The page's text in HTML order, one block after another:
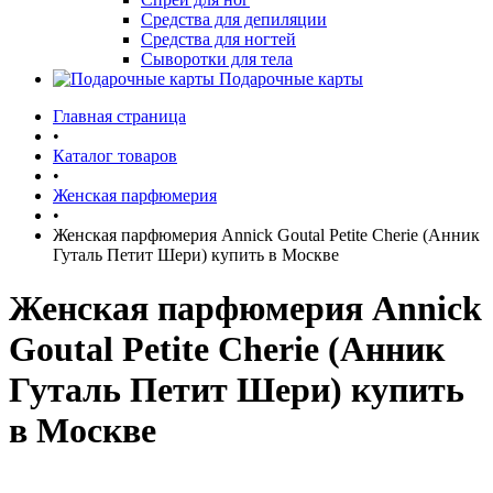
Средства для депиляции
Средства для ногтей
Сыворотки для тела
Подарочные карты
Главная страница
•
Каталог товаров
•
Женская парфюмерия
•
Женская парфюмерия Annick Goutal Petite Cherie (Анник
Гуталь Петит Шери) купить в Москве
Женская парфюмерия Annick
Goutal Petite Cherie (Анник
Гуталь Петит Шери) купить
в Москве